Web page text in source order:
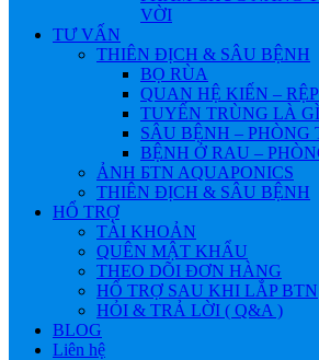
VỜI
TƯ VẤN
THIÊN ĐỊCH & SÂU BỆNH
BỌ RÙA
QUAN HỆ KIẾN –
TUYẾN TRÙNG LÀ
SÂU BỆNH – PHÒNG
BỆNH Ở RAU –
ẢNH БTN AQUAPONICS
THIÊN ĐỊCH & SÂU BỆNH
HỔ TRỢ
TÀI KHOẢN
QUÊN MẬT KHẨU
THEO DÕI ĐƠN HÀNG
HỔ TRỢ SAU KHI LẮP BTN
HỎI & TRẢ LỜI ( Q&A )
BLOG
Liên hệ